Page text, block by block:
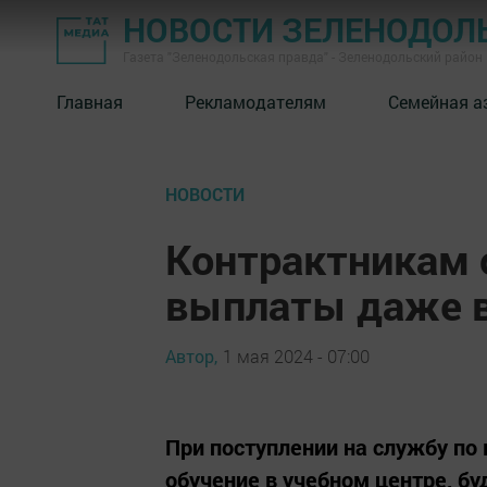
НОВОСТИ
Главная Рекламодателям Семейная
НОВОСТИ
Контрактникам
выплаты даже
Автор, 1 мая 2024 - 07:00
При поступлении на службу
обучение в учебном центре,